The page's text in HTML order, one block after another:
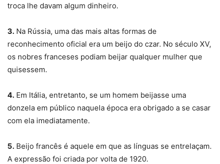
troca lhe davam algum dinheiro.
3. Na Rússia, uma das mais altas formas de
reconhecimento oficial era um beijo do czar. No século XV,
os nobres franceses podiam beijar qualquer mulher que
quisessem.
4. Em Itália, entretanto, se um homem beijasse uma
donzela em público naquela época era obrigado a se casar
com ela imediatamente.
5. Beijo francês é aquele em que as línguas se entrelaçam.
A expressão foi criada por volta de 1920.